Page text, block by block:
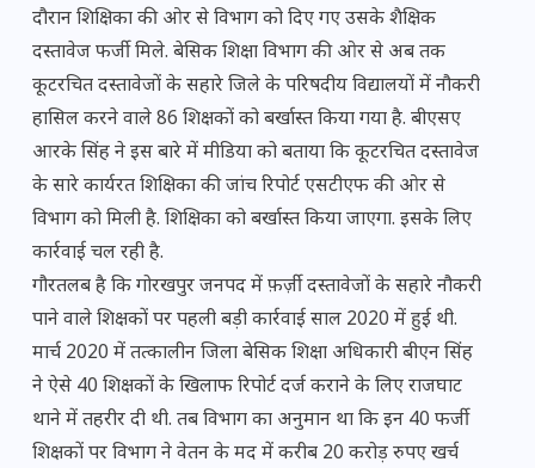
दौरान शिक्षिका की ओर से विभाग को दिए गए उसके शैक्षिक
दस्तावेज फर्जी मिले. बेसिक शिक्षा विभाग की ओर से अब तक
कूटरचित दस्तावेजों के सहारे जिले के परिषदीय विद्यालयों में नौकरी
हासिल करने वाले 86 शिक्षकों को बर्खास्त किया गया है. बीएसए
आरके सिंह ने इस बारे में मीडिया को बताया कि कूटरचित दस्तावेज
के सारे कार्यरत शिक्षिका की जांच रिपोर्ट एसटीएफ की ओर से
विभाग को मिली है. शिक्षिका को बर्खास्त किया जाएगा. इसके लिए
कार्रवाई चल रही है.
गौरतलब है कि गोरखपुर जनपद में फ़र्ज़ी दस्तावेजों के सहारे नौकरी
पाने वाले शिक्षकों पर पहली बड़ी कार्रवाई साल 2020 में हुई थी.
मार्च 2020 में तत्कालीन जिला बेसिक शिक्षा अधिकारी बीएन सिंह
ने ऐसे 40 शिक्षकों के खिलाफ रिपोर्ट दर्ज कराने के लिए राजघाट
थाने में तहरीर दी थी. तब विभाग का अनुमान था कि इन 40 फर्जी
शिक्षकों पर विभाग ने वेतन के मद में करीब 20 करोड़ रुपए खर्च